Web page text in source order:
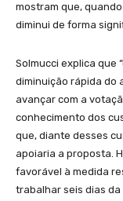
mostram que,
diminui de forma
Solmucci explica que
diminuição rápida do
avançar com a
conhecimento dos
que, diante desses
apoiaria a proposta.
favorável à medida
trabalhar seis dias